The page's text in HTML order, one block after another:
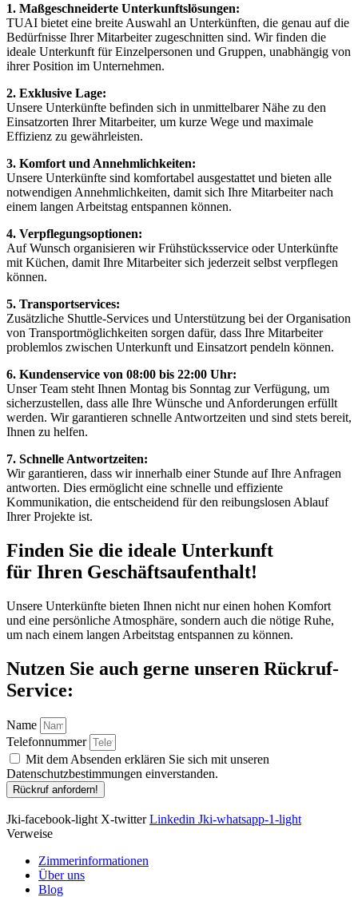
1. Maßgeschneiderte Unterkunftslösungen:
TUAI bietet eine breite Auswahl an Unterkünften, die genau auf die
Bedürfnisse Ihrer Mitarbeiter zugeschnitten sind. Wir finden die
ideale Unterkunft für Einzelpersonen und Gruppen, unabhängig von
ihrer Position im Unternehmen.
2. Exklusive Lage:
Unsere Unterkünfte befinden sich in unmittelbarer Nähe zu den
Einsatzorten Ihrer Mitarbeiter, um kurze Wege und maximale
Effizienz zu gewährleisten.
3. Komfort und Annehmlichkeiten:
Unsere Unterkünfte sind komfortabel ausgestattet und bieten alle
notwendigen Annehmlichkeiten, damit sich Ihre Mitarbeiter nach
einem langen Arbeitstag entspannen können.
4. Verpflegungsoptionen:
Auf Wunsch organisieren wir Frühstücksservice oder Unterkünfte
mit Küchen, damit Ihre Mitarbeiter sich jederzeit selbst verpflegen
können.
5. Transportservices:
Zusätzliche Shuttle-Services und Unterstützung bei der Organisation
von Transportmöglichkeiten sorgen dafür, dass Ihre Mitarbeiter
problemlos zwischen Unterkunft und Einsatzort pendeln können.
6. Kundenservice von 08:00 bis 22:00 Uhr:
Unser Team steht Ihnen Montag bis Sonntag zur Verfügung, um
sicherzustellen, dass alle Ihre Wünsche und Anforderungen erfüllt
werden. Wir garantieren schnelle Antwortzeiten und sind stets bereit,
Ihnen zu helfen.
7. Schnelle Antwortzeiten:
Wir garantieren, dass wir innerhalb einer Stunde auf Ihre Anfragen
antworten. Dies ermöglicht eine schnelle und effiziente
Kommunikation, die entscheidend für den reibungslosen Ablauf
Ihrer Projekte ist.
Finden Sie die ideale Unterkunft
für Ihren Geschäftsaufenthalt!
Unsere Unterkünfte bieten Ihnen nicht nur einen hohen Komfort
und eine persönliche Atmosphäre, sondern auch die nötige Ruhe,
um nach einem langen Arbeitstag entspannen zu können.
Nutzen Sie auch gerne unseren Rückruf-
Service:
Name
Telefonnummer
Mit dem Absenden erklären Sie sich mit unseren
Datenschutzbestimmungen einverstanden.
Rückruf anfordern!
Jki-facebook-light X-twitter Linkedin Jki-whatsapp-1-light
Verweise
Zimmerinformationen
Über uns
Blog